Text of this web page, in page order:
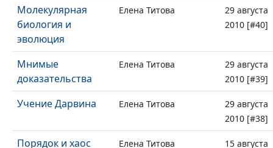
Молекулярная
биология и
эволюция
Елена Титова
29 августа
2010 [#40]
Мнимые
доказательства
Елена Титова
29 августа
2010 [#39]
Учение Дарвина Елена Титова
29 августа
2010 [#38]
Порядок и хаос Елена Титова 15 августа